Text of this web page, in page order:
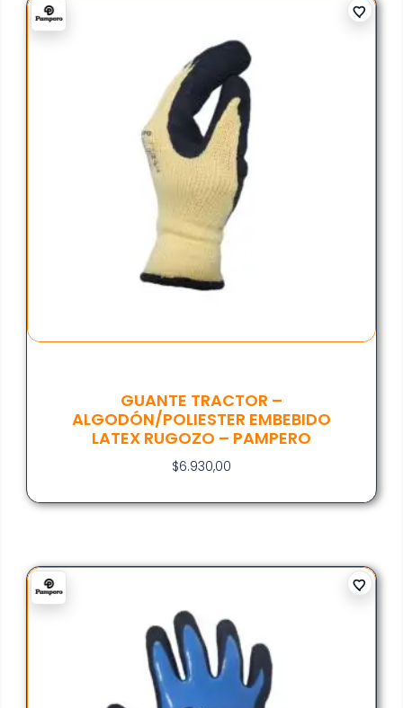
GUANTE TRACTOR –
ALGODÓN/POLIESTER EMBEBIDO
LATEX RUGOZO – PAMPERO
$6.930,00